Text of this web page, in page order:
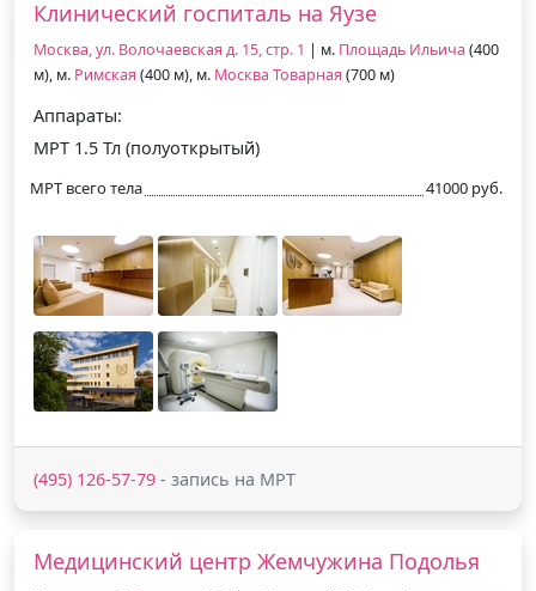
Клинический госпиталь на Яузе
Москва, ул. Волочаевская д. 15, стр. 1 | м. Площадь Ильича (400
м), м. Римская (400 м), м. Москва Товарная (700 м)
Аппараты:
МРТ 1.5 Тл (полуоткрытый)
МРТ всего тела 41000 руб.
(495) 126-57-79 - запись на МРТ
Медицинский центр Жемчужина Подолья